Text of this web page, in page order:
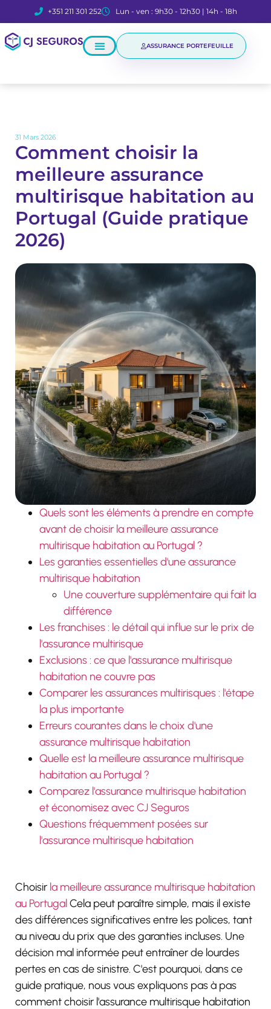
+351 211 301 252 Lun - ven : 9h30 - 12h30 | 14h - 18h
ASSURANCE PORTEFEUILLE
31 Mars 2026
Comment choisir la
meilleure assurance
multirisque habitation au
Portugal (Guide pratique
2026)
Quels sont les éléments à prendre en compte
avant de choisir la meilleure assurance
multirisque habitation au Portugal ?
Les garanties essentielles d'une assurance
multirisque habitation
Une couverture supplémentaire qui fait la
différence
Les franchises : le détail qui influe sur le prix de
l'assurance multirisque
Exclusions : ce que l'assurance multirisque
habitation ne couvre pas
Comparer les assurances multirisques : l'étape
la plus importante
Erreurs courantes dans le choix d'une
assurance multirisque habitation
Quelle est la meilleure assurance multirisque
habitation au Portugal ?
Comparez l'assurance multirisque habitation
et économisez avec CJ Seguros
Questions fréquemment posées sur
l'assurance multirisque habitation
Choisir la meilleure assurance multirisque habitation
au PortugalCela peut paraître simple, mais il existe
des différences significatives entre les polices, tant
au niveau du prix que des garanties incluses. Une
décision mal informée peut entraîner de lourdes
pertes en cas de sinistre. C'est pourquoi, dans ce
guide pratique, nous vous expliquons pas à pas
comment choisir l'assurance multirisque habitation